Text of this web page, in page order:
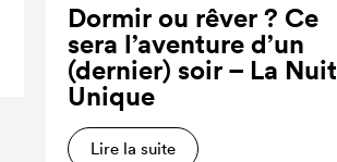
Dormir ou rêver ? Ce
sera l’aventure d’un
(dernier) soir – La Nuit
Unique
Lire la suite